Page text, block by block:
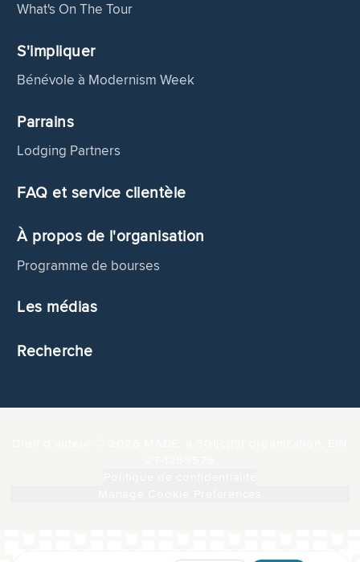
What's On The Tour
S'impliquer
Bénévole à Modernism Week
Parrains
Lodging Partners
FAQ et service clientèle
À propos de l'organisation
Programme de bourses
Les médias
Recherche